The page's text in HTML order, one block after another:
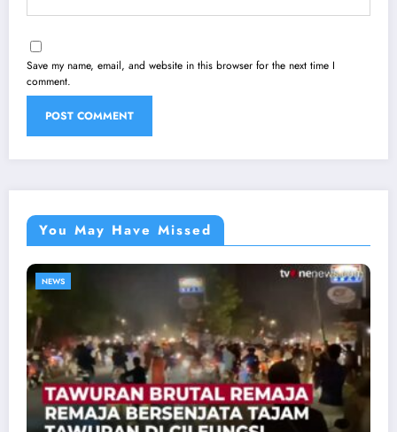
Save my name, email, and website in this browser for the next time I
comment.
You May Have Missed
NEWS